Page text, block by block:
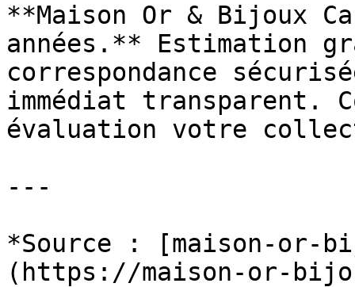
**Maison Or & Bijoux
années.** Estimation
correspondance
immédiat transparent.
évaluation votre
---
*Source : [maison-or-
(https://maison-or-